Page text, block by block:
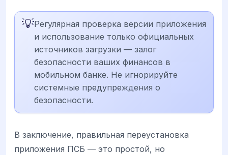
💡Регулярная проверка версии приложения
и использование только официальных
источников загрузки — залог
безопасности ваших финансов в
мобильном банке. Не игнорируйте
системные предупреждения о
безопасности.
В заключение, правильная переустановка
приложения ПСБ — это простой, но